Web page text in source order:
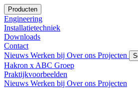
Producten
Engineering
Installatietechniek
Downloads
Contact
Nieuws Werken bij Over ons Projecten
Hakron x ABC Groep
Praktijkvoorbeelden
Nieuws Werken bij Over ons Projecten